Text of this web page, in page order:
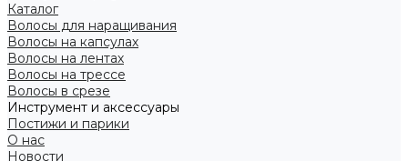
Каталог
Волосы для наращивания
Волосы на капсулах
Волосы на лентах
Волосы на трессе
Волосы в срезе
Инструмент и аксессуары
Постижи и парики
О нас
Новости